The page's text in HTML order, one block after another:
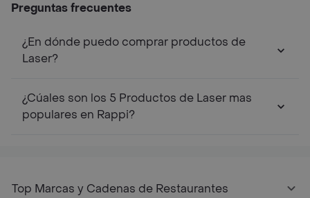
Preguntas frecuentes
¿En dónde puedo comprar productos de
Laser?
¿Cúales son los 5 Productos de Laser mas
populares en Rappi?
Top Marcas y Cadenas de Restaurantes